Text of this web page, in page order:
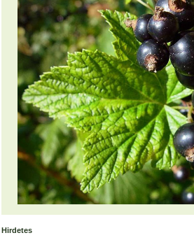
Hirdetes